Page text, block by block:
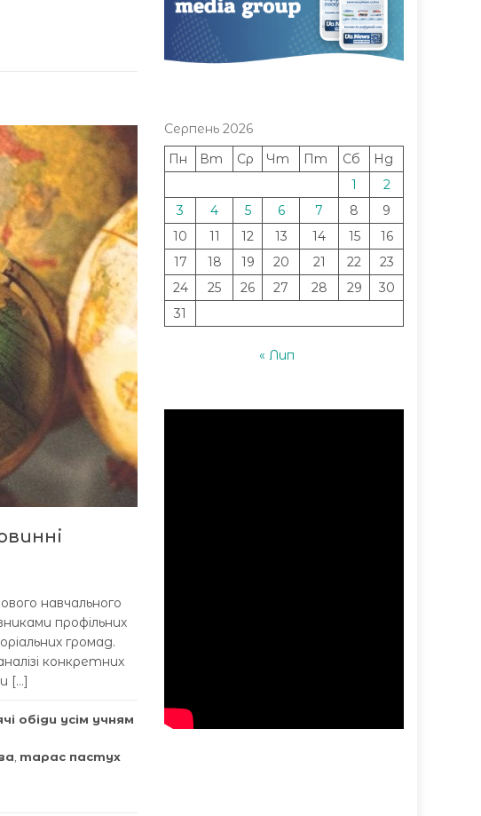
навчального
профільних
громад.
конкретних
[…]
обіди усім учням
тарас пастух
Серпень 2026
Пн
Вт Ср Чт Пт Сб
Нд
1
2
3
4 5 6 7 8
9
10
11 12 13 14 15
16
17
18 19 20 21 22
23
24
25 26 27 28 29
30
31
« Лип